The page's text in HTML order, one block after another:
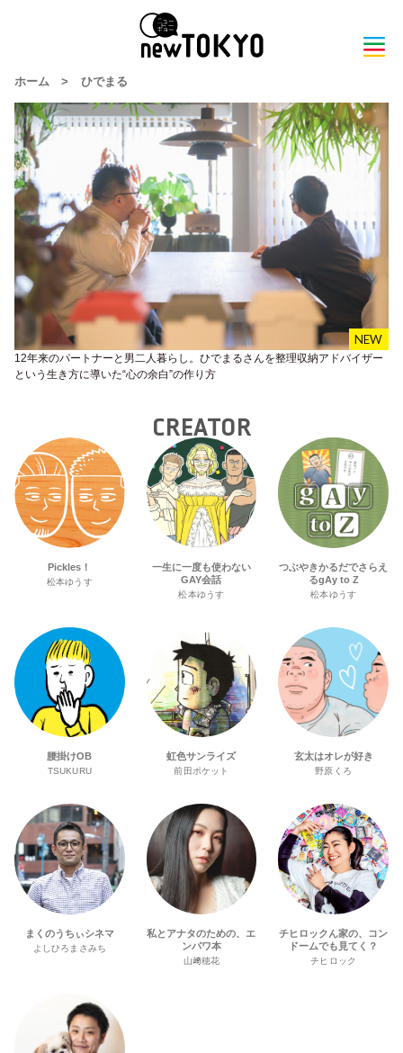
ホーム > ひでまる
12年来のパートナーと男二人暮らし。ひでまるさんを整理収納アドバイザー
という生き方に導いた“心の余白”の作り方
CREATOR
Pickles！
松本ゆうす
一生に一度も使わない
GAY会話
松本ゆうす
つぶやきかるだでさらえ
るgAy to Z
松本ゆうす
腰掛けOB
TSUKURU
虹色サンライズ
前田ポケット
玄太はオレが好き
野原くろ
まくのうちぃシネマ
よしひろまさみち
私とアナタのための、エ
ンパワ本
山﨑穂花
チヒロックん家の、コン
ドームでも見てく？
チヒロック